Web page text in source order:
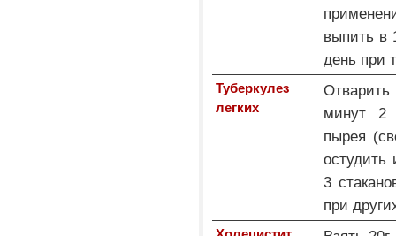
выпить в
день при
Туберкулез
легких
минут 2
пырея
3
при